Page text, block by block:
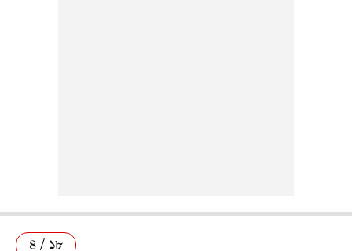
৪ / ১৮